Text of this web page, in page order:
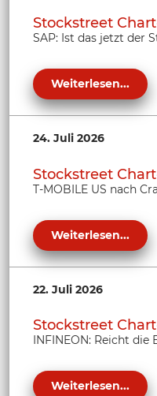
Stockstreet
SAP: Ist das jetzt der
Weiterlesen...
24. Juli 2026
Stockstreet
T-MOBILE US nach
Weiterlesen...
22. Juli 2026
Stockstreet
INFINEON: Reicht
Weiterlesen...